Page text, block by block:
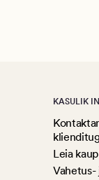
KASULIK
Leia
Vahetus-